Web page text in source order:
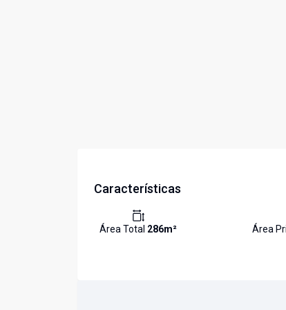
Características
Área Total 286m² Área